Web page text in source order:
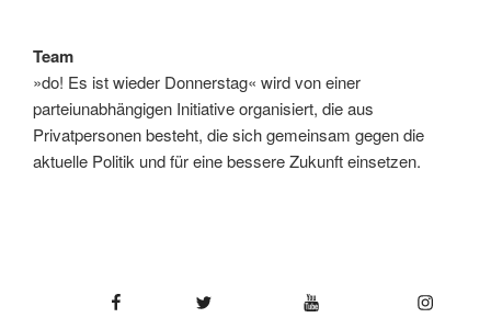
Team
»do! Es ist wieder Donnerstag« wird von einer
parteiunabhängigen Initiative organisiert, die aus
Privatpersonen besteht, die sich gemeinsam gegen die
aktuelle Politik und für eine bessere Zukunft einsetzen.